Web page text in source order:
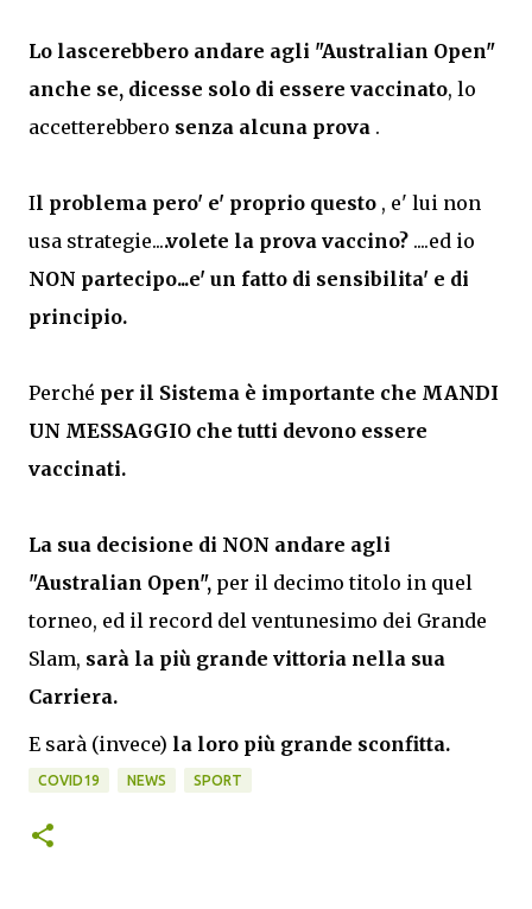
Lo lascerebbero andare agli "Australian Open"
anche se, dicesse solo di essere vaccinato, lo
accetterebbero senza alcuna prova .
Il problema pero' e' proprio questo , e' lui non
usa strategie....volete la prova vaccino?
NON partecipo...e' un fatto di sensibilita' e di
principio.
Perché per il Sistema è importante che MANDI
UN MESSAGGIO che tutti devono essere
vaccinati.
La sua decisione di NON andare agli
"Australian Open", per il decimo titolo in quel
torneo, ed il record del ventunesimo dei Grande
Slam, sarà la più grande vittoria nella sua
Carriera.
E sarà (invece) la loro più grande sconfitta.
COVID19 NEWS SPORT